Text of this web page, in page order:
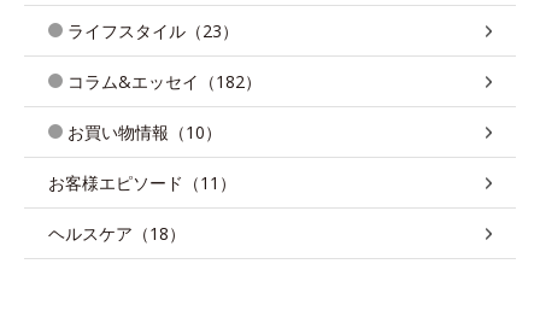
ライフスタイル（23）
コラム&エッセイ（182）
お買い物情報（10）
お客様エピソード（11）
ヘルスケア（18）